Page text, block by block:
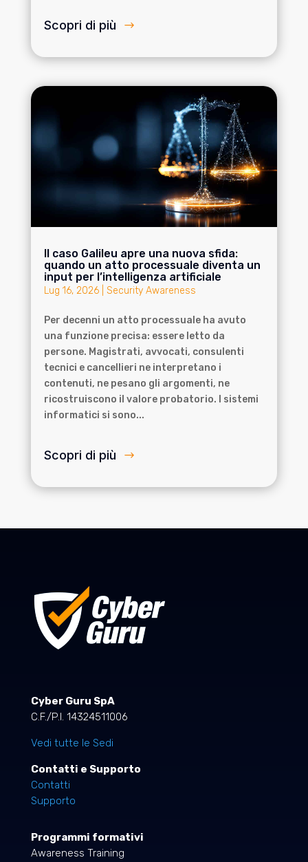
Scopri di più
Il caso Galileu apre una nuova sfida:
quando un atto processuale diventa un
input per l’intelligenza artificiale
Lug 16, 2026| Security Awareness
Per decenni un atto processuale ha avuto
una funzione precisa: essere letto da
persone. Magistrati, avvocati, consulenti
tecnici e cancellieri ne interpretano i
contenuti, ne pesano gli argomenti, ne
ricostruiscono il valore probatorio. I sistemi
informatici si sono...
Scopri di più
Cyber Guru SpA
C.F./P.I. 14324511006
Vedi tutte le Sedi
Contatti e Supporto
Contatti
Supporto
Programmi formativi
Awareness Training